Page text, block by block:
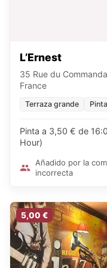
L’Ernest
35 Rue du
France
Terraza grande
Pinta a 3,50 € de
Hour)
Añadido por la
incorrecta
5,00 €